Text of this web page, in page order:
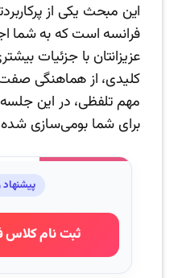
این مبحث یکی از
فرانسه است که به شما
عزیزانتان با جزئیات
کلیدی، از هماهنگی صفت
مهم تلفظی، در این جلسه
برای شما بومی‌سازی
پیشنهاد
ثبت نام کلاس